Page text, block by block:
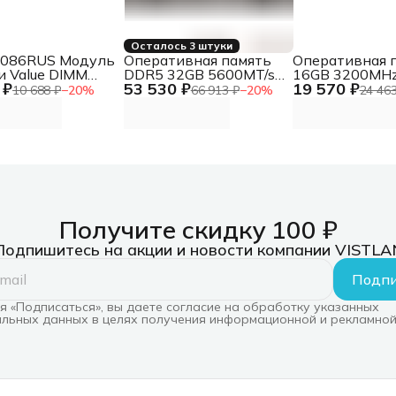
10 688 ₽−20%
Модуль
Value DIMM
<PC4-
Осталось 3 штуки
53 530 ₽66 913 ₽−20%
Оперативная память
DDR5 32GB 5600MT/s
CL40 SODIMM FURY
19 570 ₽24
Оперативная
16GB
CL20 SODIMM
Получите скидку 100 ₽
на акции и новости компании
«Подписаться», вы даете согласие на обработку указанных
данных в целях получения информационной и